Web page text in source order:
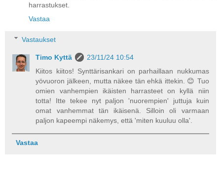
harrastukset.
Vastaa
Vastaukset
Timo Kyttä
23/11/24 10:54
Kiitos kiitos! Synttärisankari on parhaillaan nukkumas
yövuoron jälkeen, mutta näkee tän ehkä ittekin. 😊 Tuo
omien vanhempien ikäisten harrasteet on kyllä niin
totta! Itte tekee nyt paljon 'nuorempien' juttuja kuin
omat vanhemmat tän ikäisenä. Silloin oli varmaan
paljon kapeempi näkemys, että 'miten kuuluu olla'.
Vastaa